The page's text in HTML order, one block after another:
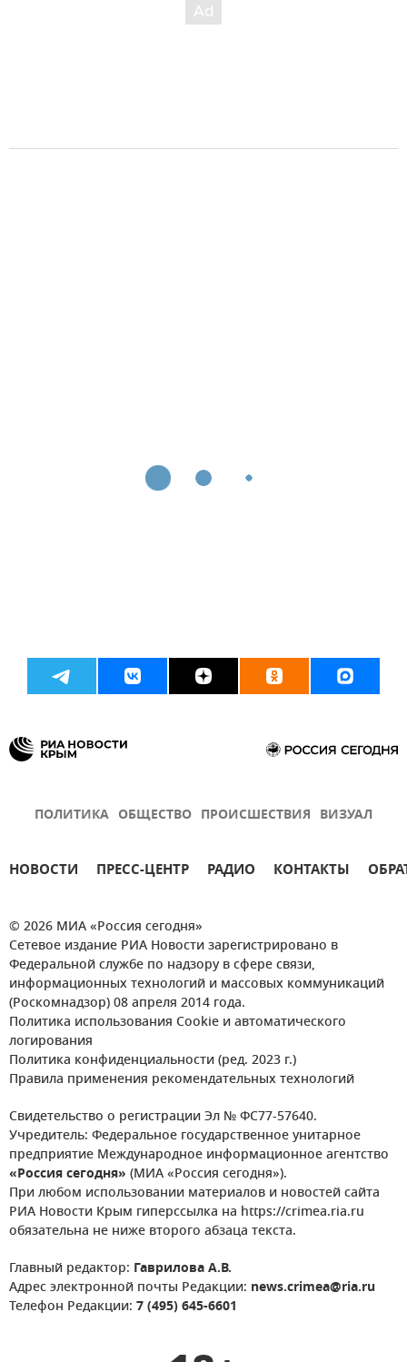
ПОЛИТИКА ОБЩЕСТВО ПРОИСШЕСТВИЯ ВИЗУАЛ
НОВОСТИ ПРЕСС-ЦЕНТР РАДИО КОНТАКТЫ
© 2026 МИА «Россия сегодня»
Сетевое издание РИА Новости зарегистрировано в
Федеральной службе по надзору в сфере связи,
информационных технологий и массовых коммуникаций
(Роскомнадзор) 08 апреля 2014 года.
Политика использования Cookie и автоматического
логирования
Политика конфиденциальности (ред. 2023 г.)
Правила применения рекомендательных технологий
Свидетельство о регистрации Эл № ФС77-57640.
Учредитель: Федеральное государственное унитарное
предприятие Международное информационное агентство
«Россия сегодня» (МИА «Россия сегодня»).
При любом использовании материалов и новостей сайта
РИА Новости Крым гиперссылка на https://crimea.ria.ru
обязательна не ниже второго абзаца текста.
Главный редактор: Гаврилова А.В.
Адрес электронной почты Редакции: news.crimea@ria.ru
Телефон Редакции: 7 (495) 645-6601